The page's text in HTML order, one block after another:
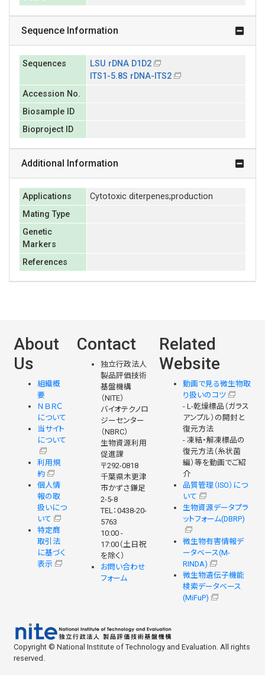
Sequence Information
Sequences
LSU rDNA D1D2
ITS1-5.8S rDNA-ITS2
Accession No.
Biosample ID
Bioproject ID
Additional Information
Applications
Cytotoxic diterpenes;production
Mating Type
Genetic
Markers
References
About
Us
組織概
要
ＮＢＲＣ
について
当サイト
について
利用規
約
個人情
報の取
扱いにつ
いて
特定商
取引法
に基づく
表示
Contact
独立行政法人
製品評価技術
基盤機構
（NITE）
バイオテクノロ
ジーセンター
（NBRC）
生物資源利用
促進課
〒292-0818
千葉県木更津
市かずさ鎌足
2-5-8
TEL：0438-20-
5763
10:00 -
17:00（土日祝
を除く）
お問い合わせ
フォーム
Related
Website
動画で見る微生物取
り扱いのコツ
- L-乾燥標品（ガラス
アンプル）の開封と
復元方法
- 凍結・解凍標品の
復元方法（糸状菌
編）等を動画でご紹
介
品質管理（ISO）につ
いて
生物資源データプラ
ットフォーム(DBRP)
微生物有害情報デ
ータベース(M-
RINDA)
微生物遺伝子機能
検索データベース
(MiFuP)
Copyright © National Institute of Technology and Evaluation. All rights
reserved.